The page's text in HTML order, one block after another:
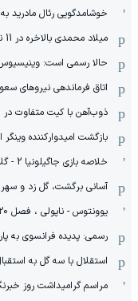
خوشامدگویی رئال مادرید به
میلاد محمدی بالاخره در 11 نفر
حالا رسمی است:
اتاق فرماندهی نیروهای
ذوب‌آهن با کیت متفاوت
بازگشت امیدوارکننده وینگر
خلاصه بازی جاگیلونیا 2 - گلاسکو رنجرز 1
آسانی برگشت، گل زد و
یوونتوس - ناپولی ، فصل 2020 سری آ
رسمی: پدیده فرانسوی به
استقلال با سه گل به
مراسم گرامیداشت روز